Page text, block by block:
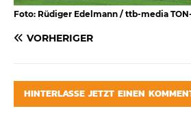
Foto: Rüdiger Edelmann / ttb-media
VORHERIGER
HINTERLASSE JETZT EINEN